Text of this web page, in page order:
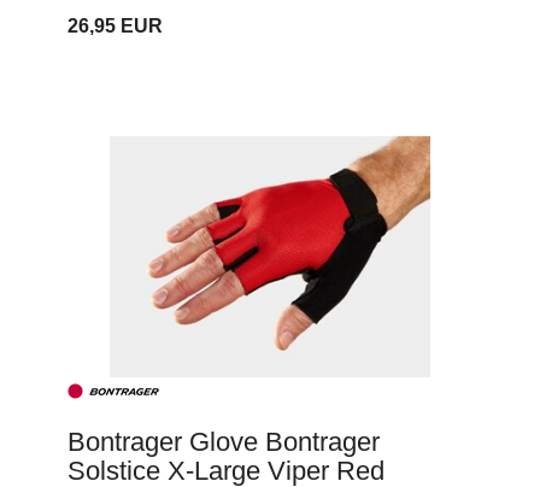
26,95 EUR
Bontrager Glove Bontrager
Solstice X-Large Viper Red